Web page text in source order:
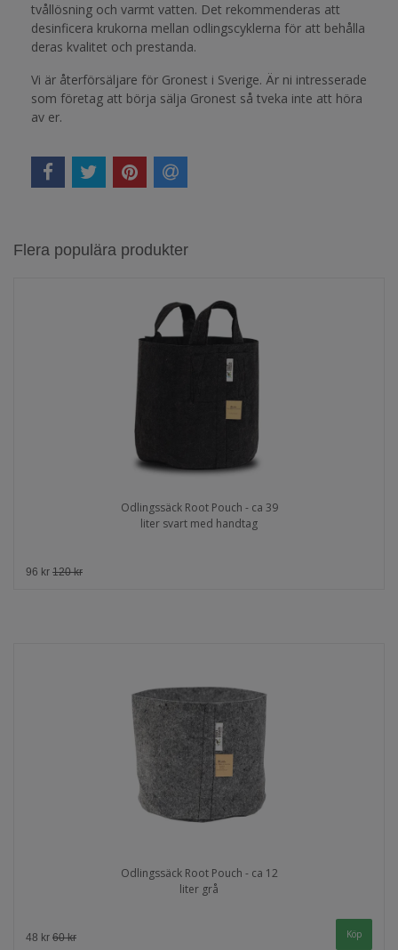
tvållösning och varmt vatten. Det rekommenderas att
desinficera krukorna mellan odlingscyklerna för att behålla
deras kvalitet och prestanda.
Vi är återförsäljare för Gronest i Sverige. Är ni intresserade
som företag att börja sälja Gronest så tveka inte att höra
av er.
Flera populära produkter
Odlingssäck Root Pouch - ca 39
liter svart med handtag
96 kr 120 kr
Odlingssäck Root Pouch - ca 12
liter grå
48 kr 60 kr